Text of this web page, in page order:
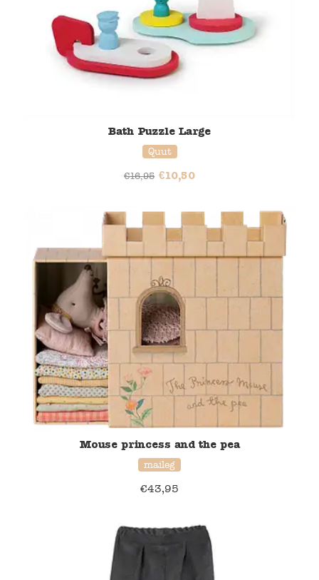
Bath Puzzle Large
Quut
€16,95 €10,50
Mouse princess and the pea
maileg
€43,95